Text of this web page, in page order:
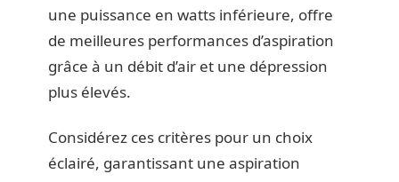
une puissance en watts inférieure, offre
de meilleures performances d’aspiration
grâce à un débit d’air et une dépression
plus élevés.
Considérez ces critères pour un choix
éclairé, garantissant une aspiration